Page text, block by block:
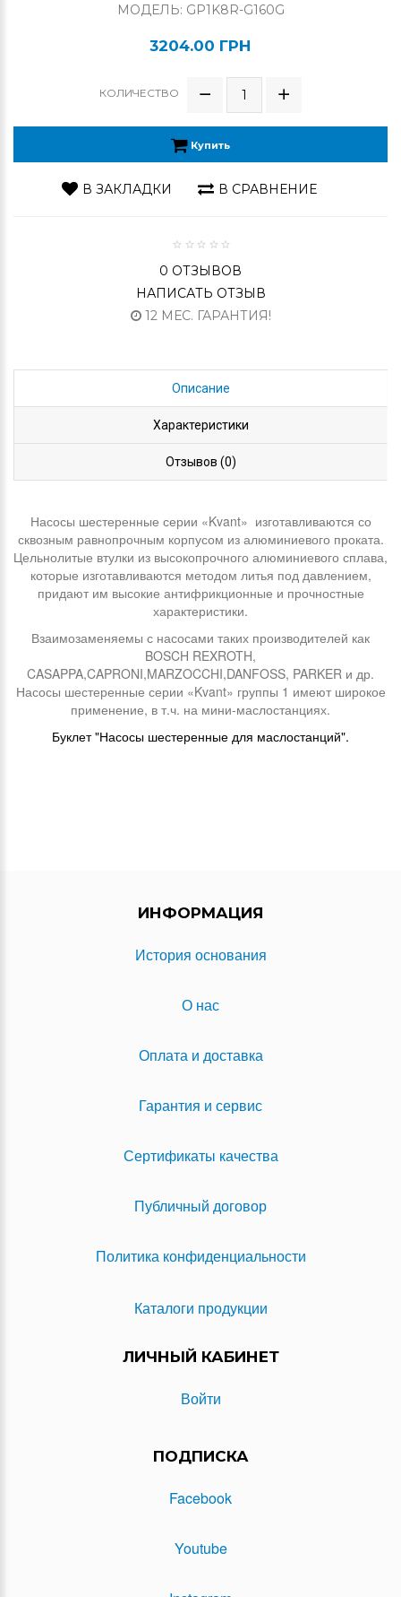
МОДЕЛЬ: GP1K8R-G160G
3204.00 ГРН
КОЛИЧЕСТВО
Купить
В ЗАКЛАДКИ В СРАВНЕНИЕ
0 ОТЗЫВОВ
НАПИСАТЬ ОТЗЫВ
12 МЕС. ГАРАНТИЯ!
Описание
Характеристики
Отзывов (0)
Насосы шестеренные серии «Kvant» изготавливаются со
сквозным равнопрочным корпусом из алюминиевого проката.
Цельнолитые втулки из высокопрочного алюминиевого сплава,
которые изготавливаются методом литья под давлением,
придают им высокие антифрикционные и прочностные
характеристики.
Взаимозаменяемы с насосами таких производителей как
BOSCH REXROTH,
CASAPPA,CAPRONI,MARZOCCHI,DANFOSS, PARKER и др.
Насосы шестеренные серии «Kvant» группы 1 имеют широкое
применение, в т.ч. на мини-маслостанциях.
Буклет "Насосы шестеренные для маслостанций".
ИНФОРМАЦИЯ
История основания
О нас
Оплата и доставка
Гарантия и сервис
Сертификаты качества
Публичный договор
Политика конфиденциальности
Каталоги продукции
ЛИЧНЫЙ КАБИНЕТ
Войти
ПОДПИСКА
Facebook
Youtube